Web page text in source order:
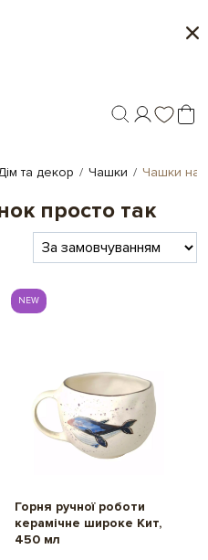
та декор Чашки Чашки на
просто так
NEW
Горня ручної роботи
керамічне широке Кит,
450 мл